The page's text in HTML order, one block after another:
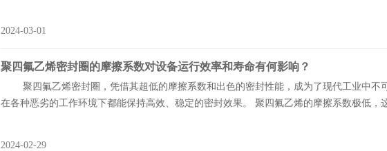
2024-03-01
聚四氟乙烯密封圈的摩擦系数对设备运行效率和寿命有何影响？
聚四氟乙烯密封圈，凭借其超低的摩擦系数和出色的密封性能，成为了现代工业中不
在各种恶劣的工作环境下都能保持高效、稳定的密封效果。 聚四氟乙烯的摩擦系数极低，
2024-02-29